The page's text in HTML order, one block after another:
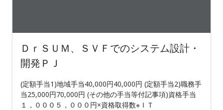
ＤｒＳＵＭ、ＳＶＦでのシステム設計・
開発ＰＪ
(定額手当1)地域手当40,000円40,000円 (定額手当2)職務手
当25,000円70,000円 (その他の手当等付記事項)資格手当
１，０００５，０００円×資格取得数※ＩＴ